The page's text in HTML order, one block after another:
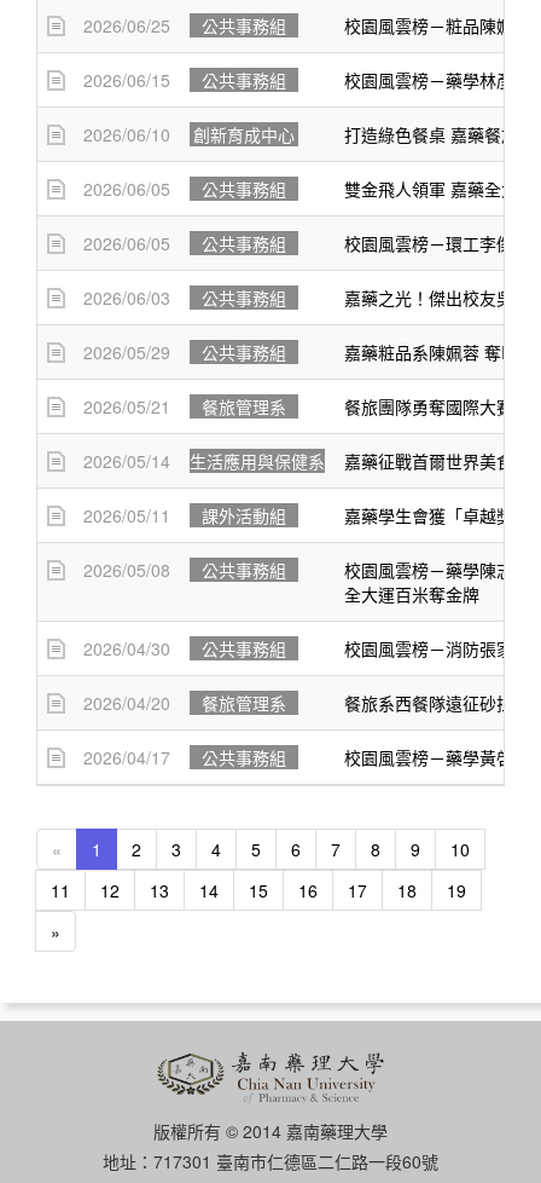
2026/06/25 公共事務組 校園風雲榜－粧品陳姵蓉
2026/06/15 公共事務組 校園風雲榜－藥學林彥融
2026/06/10 創新育成中心 打造綠色餐桌 嘉藥餐旅
2026/06/05 公共事務組 雙金飛人領軍 嘉藥全大
2026/06/05 公共事務組 校園風雲榜－環工李傑恩
2026/06/03 公共事務組 嘉藥之光！傑出校友吳浩
2026/05/29 公共事務組 嘉藥粧品系陳姵蓉 奪IFA
2026/05/21 餐旅管理系 餐旅團隊勇奪國際大賽
2026/05/14 生活應用與保健系 嘉藥征戰首爾世界美食奧
2026/05/11 課外活動組 嘉藥學生會獲「卓越獎」
2026/05/08 公共事務組
校園風雲榜－藥學陳志璿
全大運百米奪金牌
2026/04/30 公共事務組 校園風雲榜－消防張家銘
2026/04/20 餐旅管理系 餐旅系西餐隊遠征砂拉越
2026/04/17 公共事務組 校園風雲榜－藥學黃啓銘
« 1 2 3 4 5 6 7 8 9
10
11
12 13 14 15 16 17 18
19
»
版權所有 © 2014 嘉南藥理大學
地址：717301 臺南市仁德區二仁路一段60號